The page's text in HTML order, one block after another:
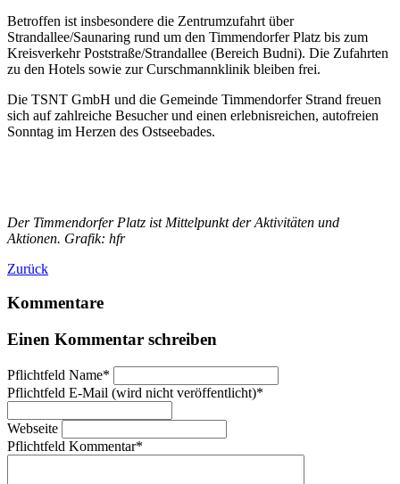
Betroffen ist insbesondere die Zentrumzufahrt über
Strandallee/Saunaring rund um den Timmendorfer Platz bis zum
Kreisverkehr Poststraße/Strandallee (Bereich Budni). Die Zufahrten
zu den Hotels sowie zur Curschmannklinik bleiben frei.
Die TSNT GmbH und die Gemeinde Timmendorfer Strand freuen
sich auf zahlreiche Besucher und einen erlebnisreichen, autofreien
Sonntag im Herzen des Ostseebades.
Der Timmendorfer Platz ist Mittelpunkt der Aktivitäten und
Aktionen. Grafik: hfr
Zurück
Kommentare
Einen Kommentar schreiben
Pflichtfeld Name*
Pflichtfeld E-Mail (wird nicht veröffentlicht)*
Webseite
Pflichtfeld Kommentar*